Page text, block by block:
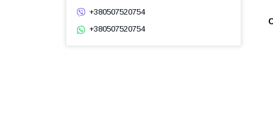
+380507520754
+380507520754